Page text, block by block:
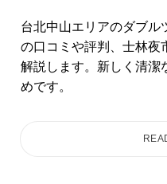
台北中山エリアのダブル
の口コミや評判、士林夜
解説します。新しく清潔
めです。